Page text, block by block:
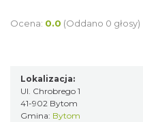
Ocena: 0.0 (Oddano 0 głosy)
Lokalizacja:
Ul. Chrobrego 1
41-902 Bytom
Gmina: Bytom